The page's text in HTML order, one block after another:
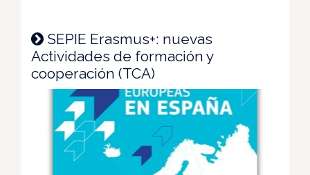
SEPIE Erasmus+: nuevas
Actividades de formación y
cooperación (TCA)